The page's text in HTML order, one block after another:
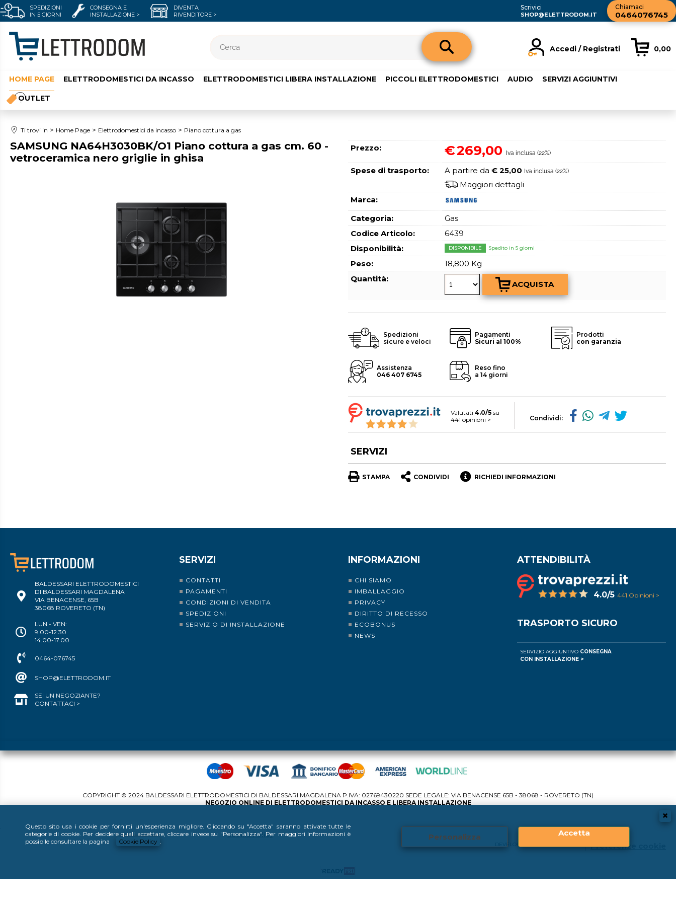
Questo sito usa i cookie per fornirti un'esperienza migliore. Cliccando su "Accetta" saranno attivate tutte le
categorie di cookie. Per decidere quali accettare, cliccare invece su "Personalizza". Per maggiori informazioni è
possibile consultare la pagina
Cookie Policy . Personalizza Accetta
SPEDIZIONI
IN 5 GIORNI
CONSEGNA E
INSTALLAZIONE >
DIVENTA
RIVENDITORE >
Scrivici
SHOP@ELETTRODOM.IT
Chiamaci
0464076745
Accedi / Registrati
clicca sul pulsante "Accedi"
Password:
Hai perso la password?
"Registrati"
0,00
HOME PAGE ELETTRODOMESTICI DA INCASSO ELETTRODOMESTICI LIBERA INSTALLAZIONE PICCOLI ELETTRODOMESTICI AUDIO SERVIZI AGGIUNTIVI
OUTLET
Ti trovi in Home Page Elettrodomestici da incasso Piano cottura a gas
SAMSUNG NA64H3030BK/O1 Piano cottura a gas cm. 60 -
vetroceramica nero griglie in ghisa
Prezzo: €269,00 Iva inclusa (22%)
Spese di trasporto: A partire da € 25,00 Iva inclusa (22%)
Maggiori dettagli
Marca:
Categoria:
Gas
Codice Articolo:
6439
Disponibilità:
DISPONIBILE Spedito in 5 giorni
Peso:
18,800 Kg
Quantità:
Spedizioni
sicure e veloci
Pagamenti
Sicuri al 100%
Prodotti
con garanzia
Assistenza
046 407 6745
Reso fino
a 14 giorni
Valutati 4.0/5 su
441 opinioni >
Condividi:
SERVIZI
STAMPA CONDIVIDI RICHIEDI INFORMAZIONI
BALDESSARI ELETTRODOMESTICI
DI BALDESSARI MAGDALENA
VIA BENACENSE, 65B
38068 ROVERETO (TN)
LUN - VEN:
9.00-12.30
14.00-17.00
0464-076745
SHOP@ELETTRODOM.IT
SEI UN NEGOZIANTE?
CONTATTACI >
SERVIZI
CONTATTI
PAGAMENTI
CONDIZIONI DI VENDITA
SPEDIZIONI
SERVIZIO DI INSTALLAZIONE
INFORMAZIONI
CHI SIAMO
IMBALLAGGIO
PRIVACY
DIRITTO DI RECESSO
ECOBONUS
NEWS
ATTENDIBILITÀ
4.0/5 441 Opinioni >
TRASPORTO SICURO
SERVIZIO AGGIUNTIVO CONSEGNA
CON INSTALLAZIONE >
COPYRIGHT © 2024 BALDESSARI ELETTRODOMESTICI DI BALDESSARI MAGDALENA P.IVA: 02769430220 SEDE LEGALE: VIA BENACENSE 65B - 38068 - ROVERETO (TN)
NEGOZIO ONLINE DI ELETTRODOMESTICI DA INCASSO E LIBERA INSTALLAZIONE
Cookie Policy
DEVELOPER | Preferenze cookie